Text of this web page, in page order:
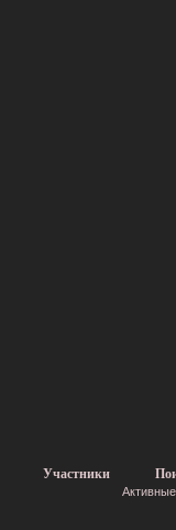
Участники